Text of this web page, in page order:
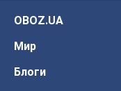
OBOZ.UA
Мир
Блоги